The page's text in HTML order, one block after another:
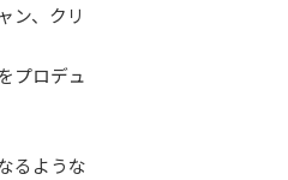
ン、クリ
プロデュ
るような